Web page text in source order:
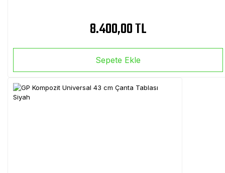
8.400,00 TL
Sepete Ekle